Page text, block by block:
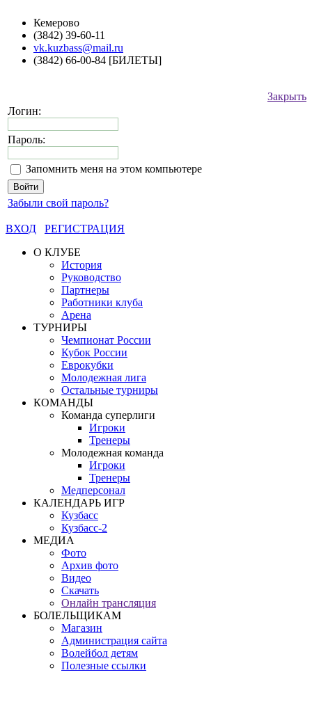
Кемерово
(3842) 39-60-11
vk.kuzbass@mail.ru
(3842) 66-00-84 [БИЛЕТЫ]
Закрыть
Логин:
Пароль:
Запомнить меня на этом компьютере
Забыли свой пароль?
ВХОД
РЕГИСТРАЦИЯ
О КЛУБЕ
История
Руководство
Партнеры
Работники клуба
Арена
ТУРНИРЫ
Чемпионат России
Кубок России
Еврокубки
Молодежная лига
Остальные турниры
КОМАНДЫ
Команда суперлиги
Игроки
Тренеры
Молодежная команда
Игроки
Тренеры
Медперсонал
КАЛЕНДАРЬ ИГР
Кузбасс
Кузбасс-2
МЕДИА
Фото
Архив фото
Видео
Скачать
Онлайн трансляция
БОЛЕЛЬЩИКАМ
Магазин
Администрация сайта
Волейбол детям
Полезные ссылки